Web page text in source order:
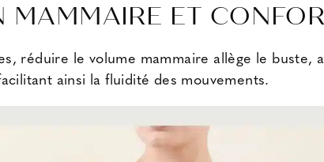
MAMMAIRE ET
réduire le volume mammaire allège le buste,
ainsi la fluidité des mouvements.